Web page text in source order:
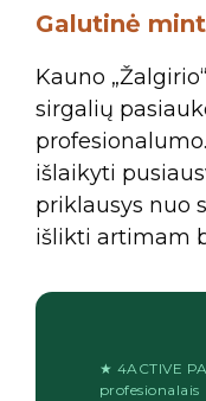
Galutinė
Kauno
sirgalių
išlaikyti
priklausys nuo
išlikti artimam
★ 4ACTIVE
profesionalais